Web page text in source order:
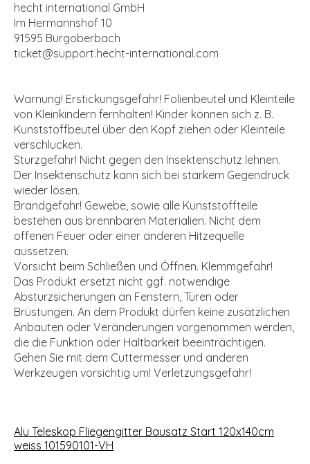
hecht international GmbH
Im Hermannshof 10
91595 Burgoberbach
ticket@support.hecht-international.com
Warnung! Erstickungsgefahr! Folienbeutel und Kleinteile
von Kleinkindern fernhalten! Kinder können sich z. B.
Kunststoffbeutel über den Kopf ziehen oder Kleinteile
verschlucken.
Sturzgefahr! Nicht gegen den Insektenschutz lehnen.
Der Insektenschutz kann sich bei starkem Gegendruck
wieder lösen.
Brandgefahr! Gewebe, sowie alle Kunststoffteile
bestehen aus brennbaren Materialien. Nicht dem
offenen Feuer oder einer anderen Hitzequelle
aussetzen.
Vorsicht beim Schließen und Öffnen. Klemmgefahr!
Das Produkt ersetzt nicht ggf. notwendige
Absturzsicherungen an Fenstern, Türen oder
Brüstungen. An dem Produkt dürfen keine zusätzlichen
Anbauten oder Veränderungen vorgenommen werden,
die die Funktion oder Haltbarkeit beeinträchtigen.
Gehen Sie mit dem Cuttermesser und anderen
Werkzeugen vorsichtig um! Verletzungsgefahr!
Alu Teleskop Fliegengitter Bausatz Start 120x140cm
weiss 101590101-VH